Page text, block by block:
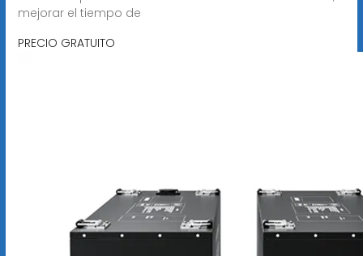
mejorar el tiempo de
PRECIO GRATUITO